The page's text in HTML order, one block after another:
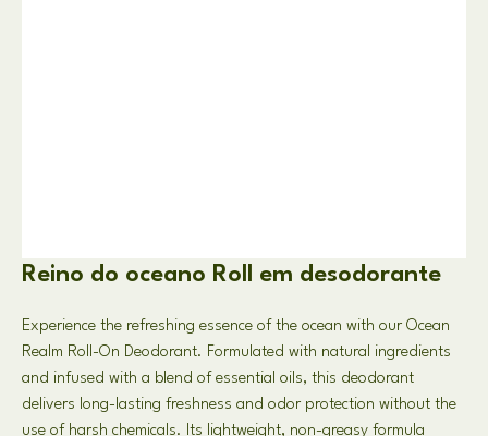
Reino do oceano Roll em desodorante
Experience the refreshing essence of the ocean with our Ocean
Realm Roll-On Deodorant. Formulated with natural ingredients
and infused with a blend of essential oils, this deodorant
delivers long-lasting freshness and odor protection without the
use of harsh chemicals. Its lightweight, non-greasy formula